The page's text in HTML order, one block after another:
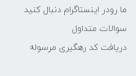
ما رودر اینستاگرام دنبال کنید
سوالات متداول
دریافت کد رهگیری مرسوله